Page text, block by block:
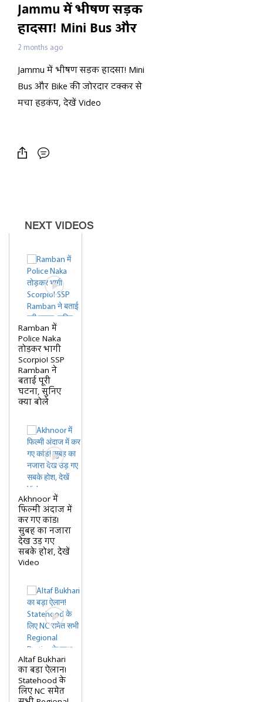
Jammu में भीषण सड़क
हादसा! Mini Bus और
Bike की जोरदार टक्कर
से मचा हड़कंप, देखें
Video
2 months ago
Jammu में भीषण सड़क हादसा! Mini
Bus और Bike की जोरदार टक्कर से
मचा हड़कंप, देखें Video
NEXT VIDEOS
Ramban में
Police Naka
तोड़कर भागी
Scorpio! SSP
Ramban ने
बताई पूरी
घटना, सुनिए
क्या बोले
Akhnoor में
फिल्मी अंदाज में
कर गए कांड!
सुबह का नजारा
देख उड़ गए
सबके होश, देखें
Video
Altaf Bukhari
का बड़ा ऐलान!
Statehood के
लिए NC समेत